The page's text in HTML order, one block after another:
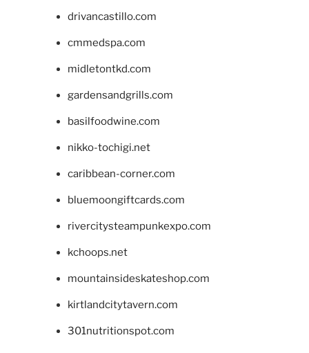
drivancastillo.com
cmmedspa.com
midletontkd.com
gardensandgrills.com
basilfoodwine.com
nikko-tochigi.net
caribbean-corner.com
bluemoongiftcards.com
rivercitysteampunkexpo.com
kchoops.net
mountainsideskateshop.com
kirtlandcitytavern.com
301nutritionspot.com